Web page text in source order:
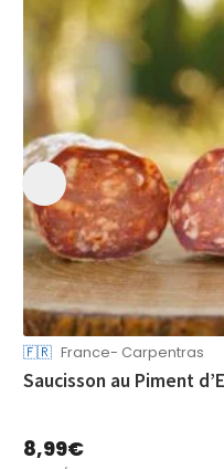
🇫🇷 France- Carpentras
Saucisson au Piment
8,99€